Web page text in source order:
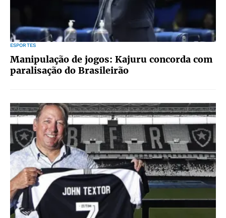
ESPORTES
Manipulação de jogos: Kajuru concorda com
paralisação do Brasileirão